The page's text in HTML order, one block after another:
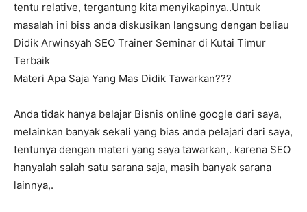
tentu relative, tergantung kita menyikapinya..Untuk
masalah ini biss anda diskusikan langsung dengan beliau
Didik Arwinsyah SEO Trainer Seminar di Kutai Timur
Terbaik
Materi Apa Saja Yang Mas Didik Tawarkan???
Anda tidak hanya belajar Bisnis online google dari saya,
melainkan banyak sekali yang bias anda pelajari dari saya,
tentunya dengan materi yang saya tawarkan,. karena SEO
hanyalah salah satu sarana saja, masih banyak sarana
lainnya,.